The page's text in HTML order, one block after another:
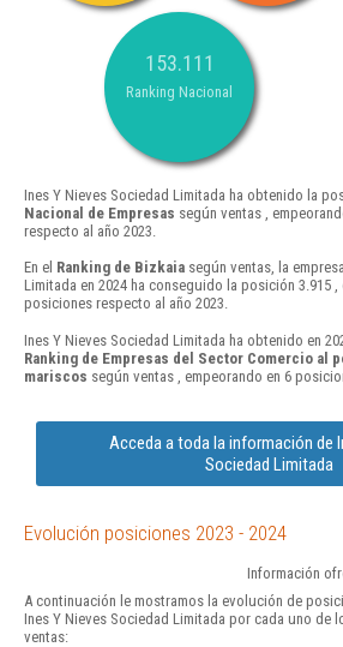
153.111
Ranking Nacional
Ines Y Nieves Sociedad Limitada ha obtenido la
Nacional de Empresas según ventas ,
respecto al año 2023.
En el Ranking de Bizkaia según ventas, la
Limitada en 2024 ha conseguido la posición 3.915 ,
posiciones respecto al año 2023.
Ines Y Nieves Sociedad Limitada ha obtenido en
Ranking de Empresas del Sector Comercio al
mariscos según ventas , empeorando en 6
Acceda a toda la información de
Sociedad Limitada
Evolución posiciones 2023 - 2024
Información
A continuación le mostramos la evolución de
Ines Y Nieves Sociedad Limitada por cada uno de
ventas: